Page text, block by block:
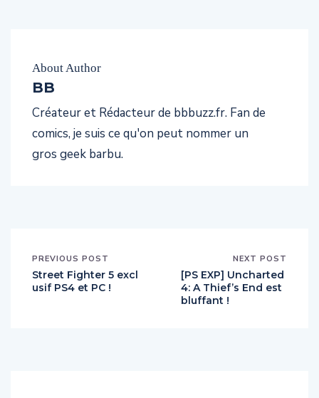
About Author
BB
Créateur et Rédacteur de bbbuzz.fr. Fan de
comics, je suis ce qu'on peut nommer un
gros geek barbu.
PREVIOUS POST
Street Fighter 5 excl
usif PS4 et PC !
NEXT POST
[PS EXP] Uncharted
4: A Thief’s End est
bluffant !